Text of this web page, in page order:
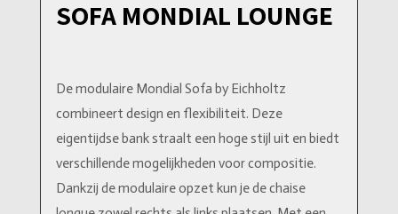
SOFA MONDIAL LOUNGE
De modulaire Mondial Sofa by Eichholtz
combineert design en flexibiliteit. Deze
eigentijdse bank straalt een hoge stijl uit en biedt
verschillende mogelijkheden voor compositie.
Dankzij de modulaire opzet kun je de chaise